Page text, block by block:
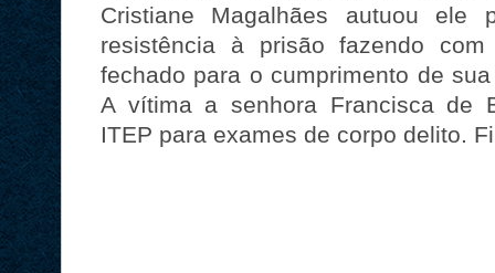
Cristiane Magalhães autuou
resistência à prisão fazendo
fechado para o cumprimento de
A vítima a senhora Francisca de
ITEP para exames de corpo delito.